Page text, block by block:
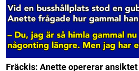
Fräckis: Anette opererar